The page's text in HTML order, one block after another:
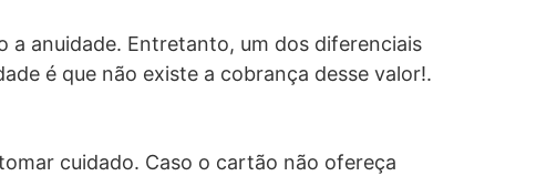
a anuidade. Entretanto, um dos diferenciais
é que não existe a cobrança desse valor!.
cuidado. Caso o cartão não ofereça